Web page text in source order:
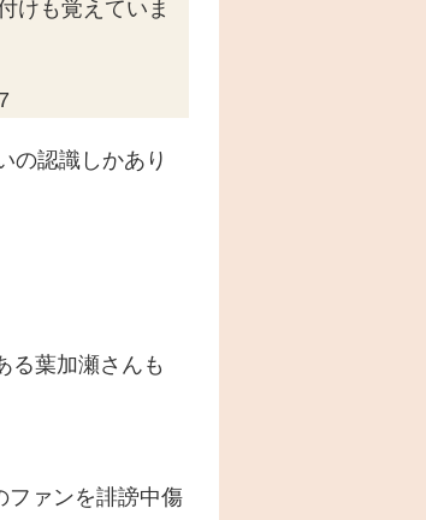
けも覚えていま
の認識しかあり
る葉加瀬さんも
ファンを誹謗中傷